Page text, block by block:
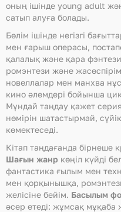
оның ішінде young adult
сатып алуға болады.
Бөлім ішінде негізгі
мен ғарыш операсы,
қалалық және қара
ромэнтези және
новеллалар мен манхва
кино әлемдері бойынша
Мұндай таңдау қажет
нөмірін шатастырмай,
көмектеседі.
Кітап таңдағанда бірнеше
Шағын жанр көңіл күйді
фантастика ғылым мен
мен қорқынышқа,
желісіне бейім. Басылым
әсер етеді: жұмсақ